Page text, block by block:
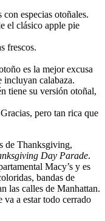
especias otoñales.
el clásico apple pie
frescos.
es la mejor excusa
incluyan calabaza.
tiene su versión otoñal,
pero tan rica que
de Thanksgiving,
Day Parade.
Macy’s y es
bandas de
las calles de Manhattan.
va a estar todo cerrado